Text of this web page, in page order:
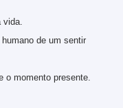
de um sentir
o momento presente.